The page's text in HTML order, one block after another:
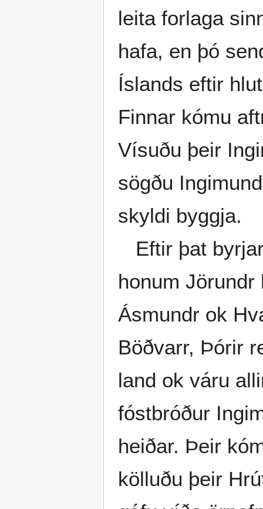
leita forlaga
hafa, en þó
Íslands eftir
Finnar kómu
Vísuðu þeir
sögðu
skyldi byggja.
Eftir þat
honum
Ásmundr ok
Böðvarr, Þórir
land ok váru
fóstbróður
heiðar. Þeir
kölluðu þeir